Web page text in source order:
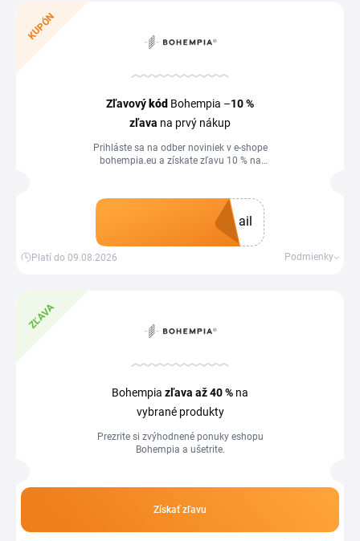
KUPÓN
Zľavový kód Bohempia –10 %
zľava na prvý nákup
Prihláste sa na odber noviniek v e-shope
bohempia.eu a získate zľavu 10 % na
ail
Platí do 09.08.2026 Podmienky
ZĽAVA
Bohempia zľava až 40 % na
vybrané produkty
Prezrite si zvýhodnené ponuky eshopu
Bohempia a ušetrite.
Získať zľavu